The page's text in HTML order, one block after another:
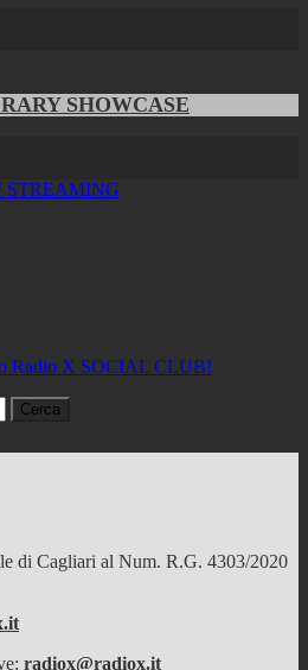
SHOWCASE
di Cagliari al Num. R.G. 4303/2020
radiox@radiox.it